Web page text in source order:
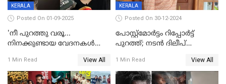
KERALA
Posted On 01-09-2025
'നീ പുറത്തു വരൂ...
നിനക്കുണ്ടായ വേദനകള്‍
'കരയേണ്ടതും ഒറ്റപ്പെടേണ്ടതും
വേട്ടക്കാരനാണ്, വേദനകള്‍
1 Min Read View All
KERALA
Posted On 30-12-2024
പോസ്റ്റ്‌മോര്‍ട്ടം റിപ്പോര്‍ട്ട്
പുറത്ത്; നടൻ ദിലീപ്
ആന്തരിക രക്തസ്രാവം
1 Min Read View All